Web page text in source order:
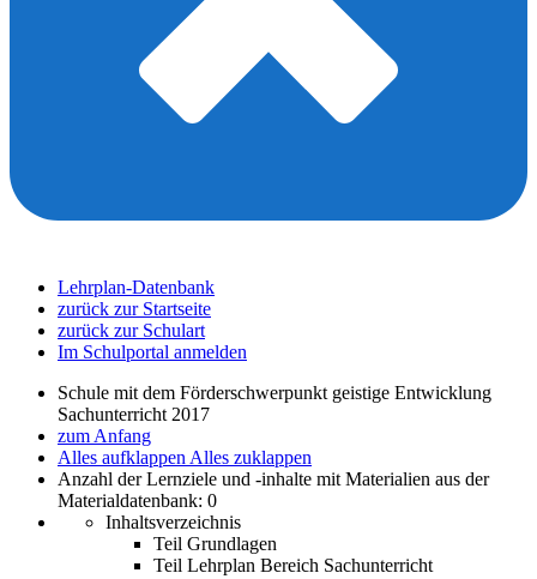
Lehrplan-Datenbank
zurück zur Startseite
zurück zur Schulart
Im Schulportal anmelden
Schule mit dem Förderschwerpunkt geistige Entwicklung
Sachunterricht 2017
zum Anfang
Alles aufklappen Alles zuklappen
Anzahl der Lernziele und -inhalte mit Materialien aus der
Materialdatenbank: 0
Inhaltsverzeichnis
Teil Grundlagen
Teil Lehrplan Bereich Sachunterricht